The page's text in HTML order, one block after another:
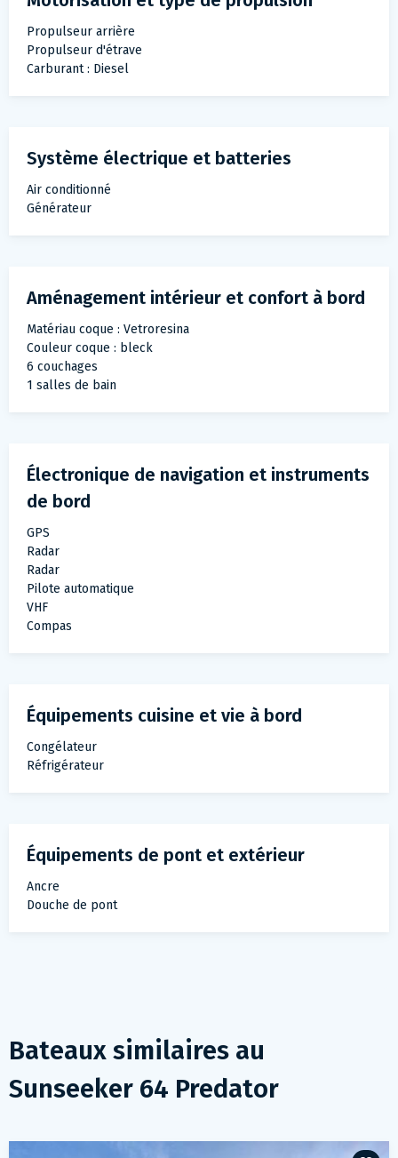
Propulseur arrière
Propulseur d'étrave
Carburant : Diesel
Système électrique et batteries
Air conditionné
Générateur
Aménagement intérieur et confort à bord
Matériau coque : Vetroresina
Couleur coque : bleck
6 couchages
1 salles de bain
Électronique de navigation et instruments
de bord
GPS
Radar
Radar
Pilote automatique
VHF
Compas
Équipements cuisine et vie à bord
Congélateur
Réfrigérateur
Équipements de pont et extérieur
Ancre
Douche de pont
Bateaux similaires au
Sunseeker 64 Predator